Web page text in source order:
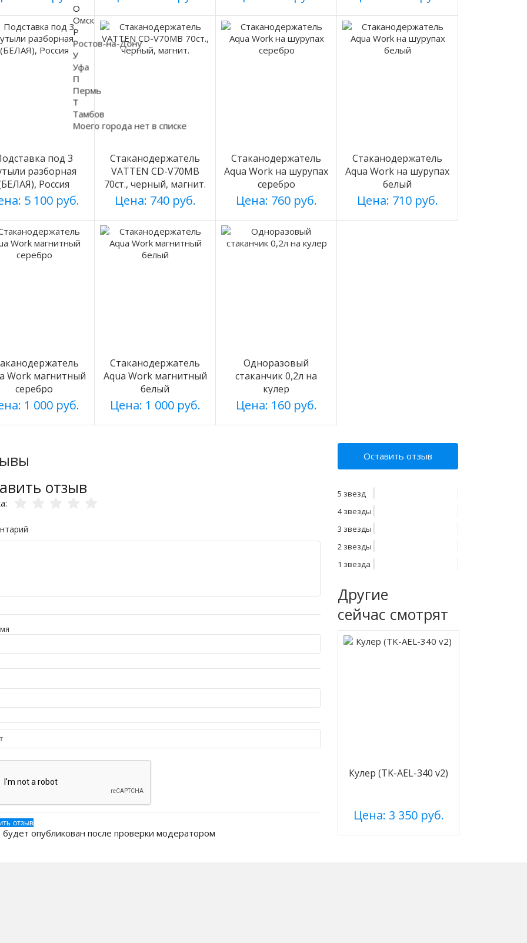
под 3
разборная
Россия
5 100 руб.
Стаканодержатель
VATTEN CD-V70MB
70ст., черный, магнит.
Цена: 740 руб.
Стаканодержатель
Aqua Work на шурупах
серебро
Цена: 760 руб.
Стаканодержатель
Aqua Work на шурупах
белый
Цена: 710 руб.
Work магнитный
серебро
1 000 руб.
Стаканодержатель
Aqua Work магнитный
белый
Цена: 1 000 руб.
Одноразовый
стаканчик 0,2л на
кулер
Цена: 160 руб.
отзыв
опубликован после проверки модератором
Оставить отзыв
5 звезд
4 звезды
3 звезды
2 звезды
1 звезда
Другие
сейчас смотрят
Кулер (TK-AEL-340 v2)
Цена: 3 350 руб.
О
Омск
Р
Ростов-на-Дону
У
Уфа
П
Пермь
Т
Тамбов
Моего города нет в списке